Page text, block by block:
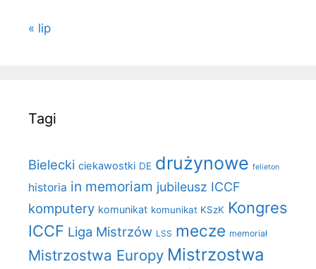
« lip
Tagi
Bielecki ciekawostki DE drużynowe felieton
historia in memoriam jubileusz ICCF
komputery komunikat komunikat KSzK Kongres
ICCF Liga Mistrzów LSS mecze memoriał
Mistrzostwa Europy Mistrzostwa